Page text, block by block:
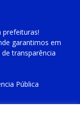
prefeituras!
garantimos em
de transparência
Pública